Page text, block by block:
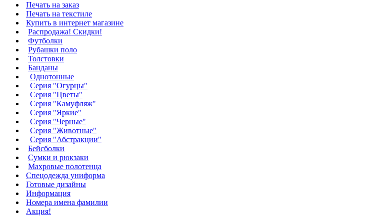
Печать на заказ
Печать на текстиле
Купить в интернет магазине
Распродажа! Скидки!
Футболки
Рубашки поло
Толстовки
Банданы
Однотонные
Серия "Огурцы"
Серия "Цветы"
Серия "Камуфляж"
Серия "Яркие"
Серия "Черные"
Серия "Животные"
Серия "Абстракции"
Бейсболки
Сумки и рюкзаки
Махровые полотенца
Cпецодежда униформа
Готовые дизайны
Информация
Номера имена фамилии
Акция!